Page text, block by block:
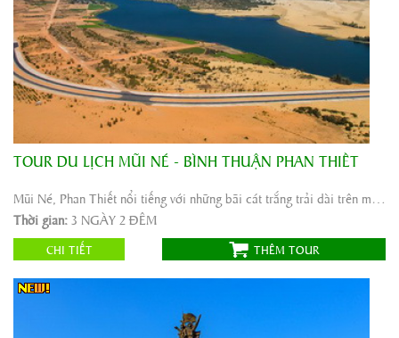
Khởi hành:
SÀI GÒN
3 NGÀY 2 ĐÊM
Phương tiện: ô tô máybay
Giá tour: 1.655.000Vnđ
TOUR DU LỊCH MŨI NÉ - BÌNH THUẬN PHAN THIẾT
Mũi Né, Phan Thiết nổi tiếng với những bãi cát trắng trải dài trên mặt biển xanh biếc và những ...
Thời gian:3 NGÀY 2 ĐÊM
CHI TIẾT THÊM TOUR